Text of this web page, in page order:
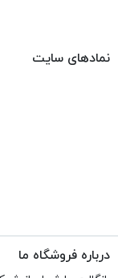
نمادهای سایت
درباره فروشگاه ما